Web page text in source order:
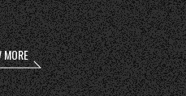
MORE